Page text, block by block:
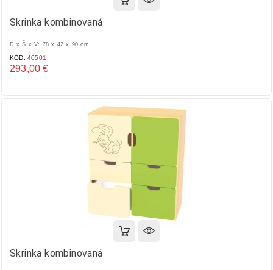
Skrinka kombinovaná
D x Š x V: 78 x 42 x 90 cm
KÓD: 40501
293,00 €
Skrinka kombinovaná